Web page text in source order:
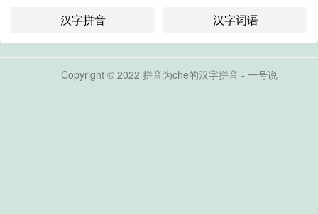
汉字拼音 汉字词语
Copyright © 2022 拼音为che的汉字拼音 - 一号说